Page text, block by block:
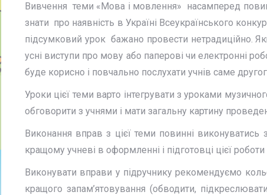
Вивчення теми «Мова і мовлення» насамперед
знати про наявність в Україні Всеукраїнського
підсумковий урок бажано провести нетрадиційно.
усні виступи про мову або паперові чи електронні
буде корисно і повчально послухати учнів саме
Уроки цієї теми варто інтегрувати з уроками
обговорити з учнями і мати загальну картину
Виконання вправ з цієї теми повинні
кращому учневі в оформленні і підготовці цієї
Виконувати вправи у підручнику рекомендуємо
кращого запам’ятовування (обводити,